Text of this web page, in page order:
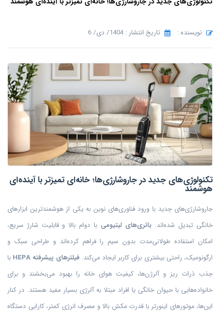
نویسنده : تاریخ انتشار : 1404/ دی/ 6
تکنولوژی‌های جدید در جاروشارژی‌ها؛ خانه‌ای تمیزتر با آینده‌ای
هوشمند
جاروشارژی‌های جدید با ورود فناوری‌های نوین به یکی از هوشمندترین ابزارهای
خانگی تبدیل شده‌اند. باتری‌های لیتیومی با دوام بالا و قابلیت شارژ سریع،
امکان استفاده طولانی‌مدت بدون سیم را فراهم کرده‌اند و طراحی سبک و
ارگونومیک، راحتی بیشتری برای کاربر ایجاد می‌کند.فیلترهای پیشرفته HEPA
با
جذب ذرات ریز و آلرژن‌ها، کیفیت هوای خانه را بهبود می‌بخشند و برای
خانواده‌هایی با حیوان خانگی یا افراد مبتلا به آلرژی بسیار مفید هستند. در کنار
این‌ها، موتورهای اینورتر با قدرت مکش بالا و مصرف انرژی کمتر، کارایی دستگاه